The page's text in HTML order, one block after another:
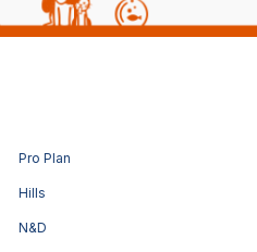
Pro Plan
Hills
N&D